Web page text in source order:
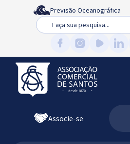
Previsão Oceanográfica
Busca
Associe-se